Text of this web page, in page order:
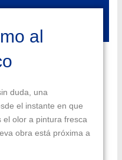
al
duda, una
el instante en que
el olor a pintura fresca
obra está próxima a